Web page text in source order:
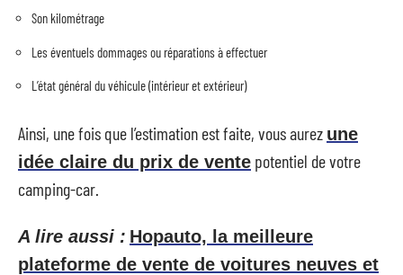
Son kilométrage
Les éventuels dommages ou réparations à effectuer
L’état général du véhicule (intérieur et extérieur)
Ainsi, une fois que l’estimation est faite, vous aurez une
idée claire du prix de vente potentiel de votre
camping-car.
A lire aussi : Hopauto, la meilleure
plateforme de vente de voitures neuves et